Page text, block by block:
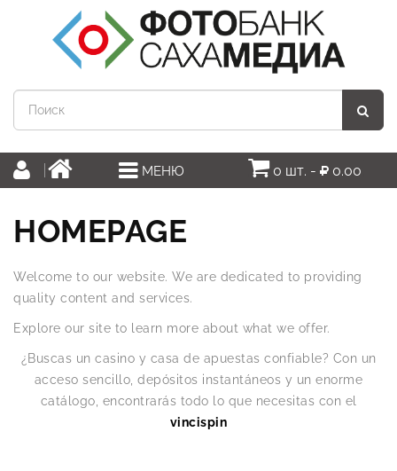
МЕНЮ 0 шт. - 0.00
HOMEPAGE
Welcome to our website. We are dedicated to providing
quality content and services.
Explore our site to learn more about what we offer.
¿Buscas un casino y casa de apuestas confiable? Con un
acceso sencillo, depósitos instantáneos y un enorme
catálogo, encontrarás todo lo que necesitas con el
vincispin